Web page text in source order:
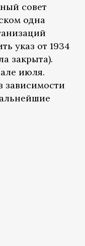
совет
одна
указ от 1934
закрыта).
июля.
зависимости